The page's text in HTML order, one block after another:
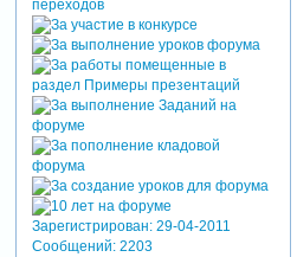
Зарегистрирован: 29-04-2011
Сообщений:2203